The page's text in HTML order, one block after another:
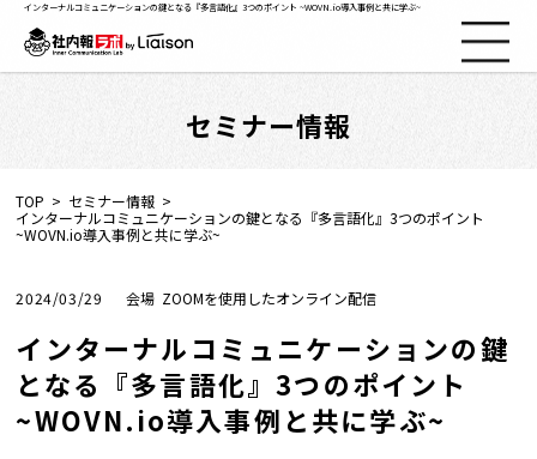
社内報ノウハウ
セミナー情報
資料コーナー
動画コーナー
インターナルコミュニケーションの鍵となる『多言語化』3つのポイント ~WOVN.io導入事例と共に学ぶ~
セミナー情報
TOP
セミナー情報
インターナルコミュニケーションの鍵となる『多言語化』3つのポイント
~WOVN.io導入事例と共に学ぶ~
2024/03/29 ZOOMを使用したオンライン配信
インターナルコミュニケーションの鍵
となる『多言語化』3つのポイント
~WOVN.io導入事例と共に学ぶ~